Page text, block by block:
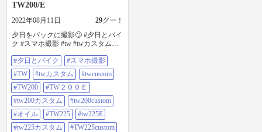
TW200/E
2022年08月11日 29グー！
夕日をバックに撮影🙄 #夕日とバイ
ク #スマホ撮影 #tw #twカスタム
スタム #tw200custom #オイル
#tw225#tw225e #tw225カスタム
#tw225custom #オイルクーラー #フ
ロントタイヤ #太くしたい
#夕日とバイク
#スマホ撮影
#TW
#twカスタム
#twcustom
#TW200
#TW２００Ｅ
#tw200カスタム
#tw200custom
#オイル
#TW225
#tw225E
#tw225カスタム
#TW225custom